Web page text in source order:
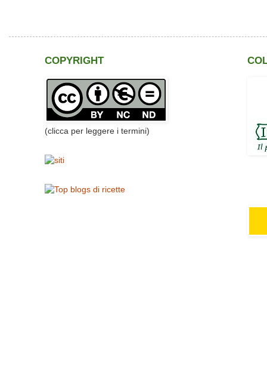
COPYRIGHT
(clicca per leggere i termini)